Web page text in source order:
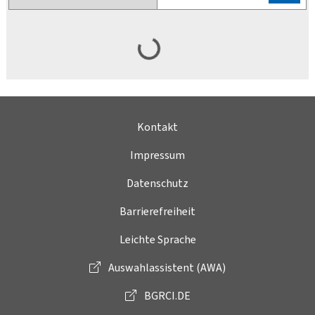
Kontakt
Impressum
Datenschutz
Barrierefreiheit
Leichte Sprache
Auswahlassistent (AWA)
BGRCI.DE